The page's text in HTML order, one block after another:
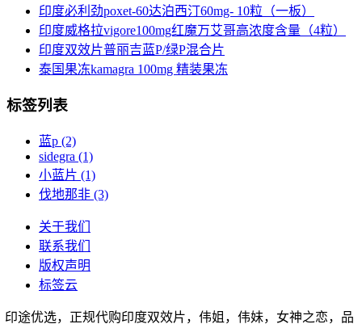
印度必利劲poxet-60达泊西汀60mg- 10粒（一板）
印度威格拉vigore100mg红魔万艾哥高浓度含量（4粒）
印度双效片普丽吉蓝P/绿P混合片
泰国果冻kamagra 100mg 精装果冻
标签列表
蓝p (2)
sidegra (1)
小蓝片 (1)
伐地那非 (3)
关于我们
联系我们
版权声明
标签云
印途优选，正规代购印度双效片，伟姐，伟妹，女神之恋，品